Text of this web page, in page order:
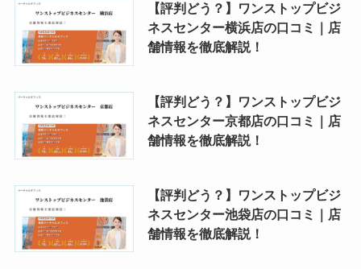
【評判どう？】ワンストップビジ
ネスセンター横浜店の口コミ｜店
舗情報を徹底解説！
【評判どう？】ワンストップビジ
ネスセンター京都店の口コミ｜店
舗情報を徹底解説！
【評判どう？】ワンストップビジ
ネスセンター池袋店の口コミ｜店
舗情報を徹底解説！